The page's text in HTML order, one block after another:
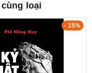
loại
- 15%